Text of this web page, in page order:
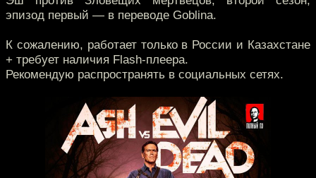
эпизод первый — в переводе Goblina.
К сожалению, работает только в России и Казахстане
+ требует наличия Flash-плеера.
Рекомендую распространять в социальных сетях.